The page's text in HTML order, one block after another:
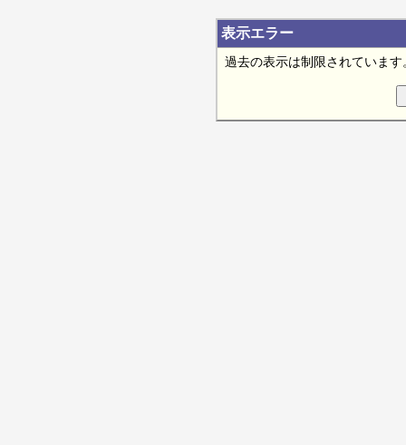
表示エラー
過去の表示は制限されていま